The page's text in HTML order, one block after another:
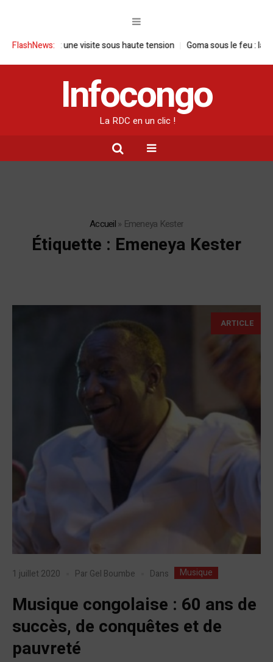
FlashNews:
en RDC : une visite sous haute tension Goma sous le feu : la
Infocongo
La RDC en un clic !
Accueil» Emeneya Kester
Étiquette : Emeneya Kester
ARTICLE
1 juillet 2020 Par Gel Boumbe Dans Musique
Musique congolaise : 60 ans de
succès, de conquêtes et de
pauvreté